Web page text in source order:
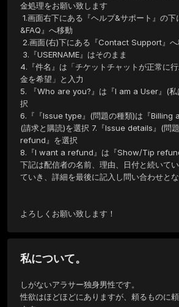
金処理をお願い致します
&FAQ』へ移動
4.『件名』は「チケットチャットが正常に
金を希望」と入力
5. 『Who are you?』は『I am a User』(私
択
6.『『Issue type』(問題の種類)は『Billing
(請求と購読)を選択 7.『Issue details』(問
refund』を選択
8.『I want a refund』は『Show/Tip
下記は配信者の名前、理由、日付と続いて
ていき、詳細を最後に記入し問い合わせとな
よろしくお願い致します！
私について。
しがないアラサー独身男性です。
性欲はほどほどにありますが、頼るものに